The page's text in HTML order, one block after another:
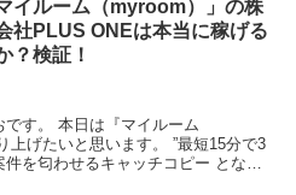
マイルーム（myroom）」の株
社PLUS ONEは本当に稼げる
？検証！
す。 本日は『マイルーム
上げたいと思います。 ”最短15分で3
を匂わせるキャッチコピー となっ